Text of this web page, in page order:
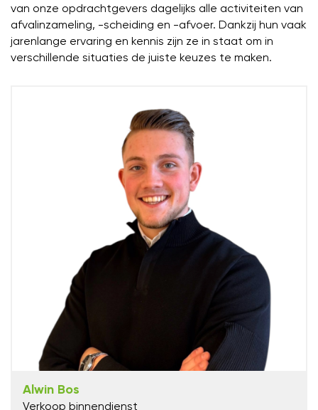
van onze opdrachtgevers dagelijks alle activiteiten van
afvalinzameling, -scheiding en -afvoer. Dankzij hun vaak
jarenlange ervaring en kennis zijn ze in staat om in
verschillende situaties de juiste keuzes te maken.
Alwin Bos
Verkoop binnendienst